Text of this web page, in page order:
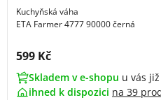
Kuchyňská váha
ETA Farmer 4777 90000 černá
Cena s DPH:
599 Kč
Skladem v e-shopu u vás
ihned k dispozici na 39